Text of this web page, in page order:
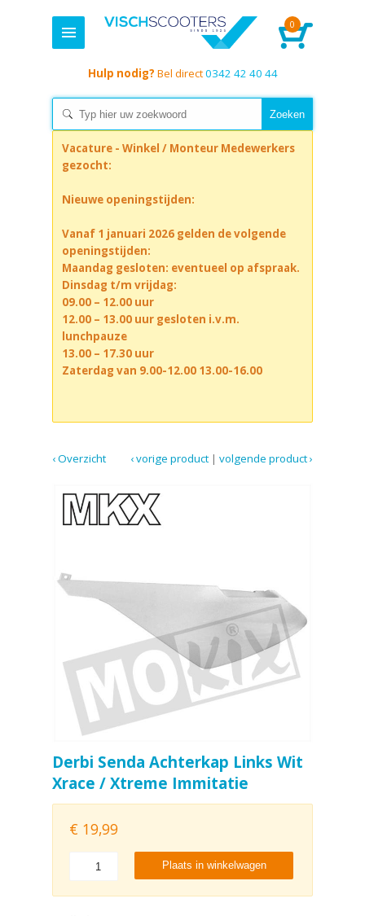
0
Hulp nodig? Bel direct0342 42 40 44
Vacature - Winkel / Monteur Medewerkers
gezocht:
Nieuwe openingstijden:
Vanaf 1 januari 2026 gelden de volgende
openingstijden:
Maandag gesloten: eventueel op afspraak.
Dinsdag t/m vrijdag:
09.00 – 12.00 uur
12.00 – 13.00 uur gesloten i.v.m.
lunchpauze
13.00 – 17.30 uur
Zaterdag van 9.00-12.00 13.00-16.00
‹ Overzicht volgende product ›
|
‹ vorige product
Derbi Senda Achterkap Links Wit
Xrace / Xtreme Immitatie
€ 19,99
Plaats in winkelwagen